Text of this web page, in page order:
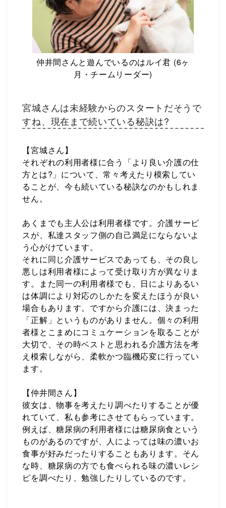
仲井間さんと遊んでいるのはルイ君 (6ヶ
月・チームリーダー)
宮城さんは未経験からのスタートだそうで
すね、現在まで続いている秘訣は?
【宮城さん】
それぞれの利用者様に合う「より良い介護の仕
方とは?」について、常々考えたり模索してい
ることが、今も続いている秘訣なのかもしれま
せん。
あくまでも主人公は利用者様です。介護サービ
スが、私達スタッフ側の自己満足にならないよ
う心がけています。
それに同じ介護サービスであっても、その良し
悪しは利用者様によって受け取り方が異なりま
す。また同一の利用者様でも、日によりあるい
は体調により対応のしかたを変えたほうが良い
場合もあります。ですから介護には、決まった
「正解」というものがありません。個々の利用
者様とこまめにコミュケーションを取ることが
大切で、その時ベストと思われる介護方法を考
え模索しながら、柔軟かつ臨機応変に行ってい
ます。
【仲井間さん】
彼女は、物事を考えたり調べたりすることが優
れていて、私も参考にさせてもらっています。
例えば、糖尿病の利用者様には糖尿病食という
ものがあるのですが、人によっては味の濃いお
食事が好みだったりすることもあります。そん
な時、糖尿病の方でも食べられる味の濃いレシ
ピを調べたり、勉強したりしているのです。